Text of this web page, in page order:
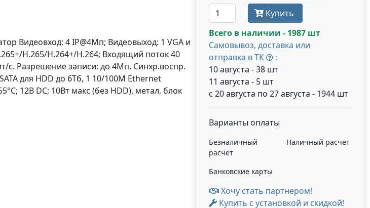
Видеовход: 4 IP@4Мп; Видеовыход: 1 VGA и
H.265/H.264+/H.264; Входящий поток 40
Разрешение записи: до 4Мп. Синхр.воспр.
для HDD до 6Тб, 1 10/100M Ethernet
12В DC; 10Вт макс (без HDD), метал, блок
Купить
Всего в наличии - 1987 шт
Самовывоз, доставка или
отправка в ТК
:
10 августа - 38 шт
11 августа - 5 шт
с 20 августа по 27 августа - 1944 шт
Варианты оплаты
Безналичный
расчет
Наличный расчет
Банковские карты
Хочу стать партнером!
Купить с установкой и скидкой!